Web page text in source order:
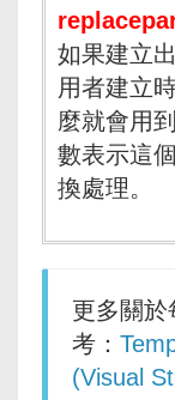
如果建立
用者建立
麼就會用
數表示這
換處理。
更多關於
考：
(Visual